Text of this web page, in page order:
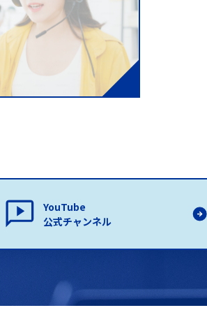
YouTube
公式チャンネル